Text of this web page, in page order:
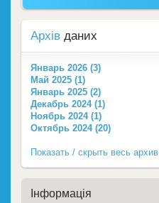
Архів даних
Январь 2026 (3)
Май 2025 (1)
Январь 2025 (2)
Декабрь 2024 (1)
Ноябрь 2024 (1)
Октябрь 2024 (20)
Показать / скрыть весь архив
Інформація